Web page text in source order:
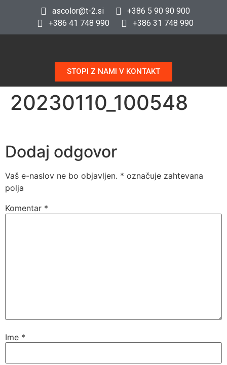
ascolor@t-2.si
+386 5 90 90 900
+386 41 748 990
+386 31 748 990
STOPI Z NAMI V KONTAKT
20230110_100548
Dodaj odgovor
Vaš e-naslov ne bo objavljen. * označuje zahtevana
polja
Komentar *
Ime *